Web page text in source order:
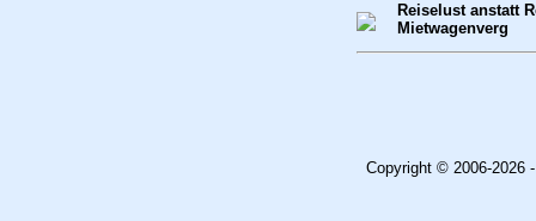
Reiselust anstatt
Mietwagenverg
Copyright © 2006-